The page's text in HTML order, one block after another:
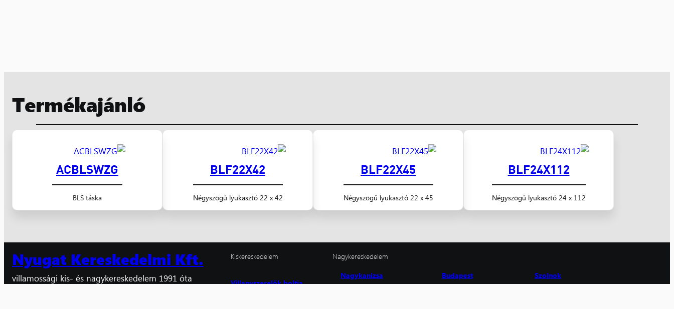
Termékajánló
BLF24X112
Négyszögű lyukasztó 24 x 112
BLF22X45
Négyszögű lyukasztó 22 x 45
BLF22X42
Négyszögű lyukasztó 22 x 42
ACBLSWZG
BLS táska
Nyugat Kereskedelmi Kft.
villamossági kis- és nagykereskedelem 1991 óta
Kiskereskedelem
Villanyszerelők boltja
Nagykereskedelem
Nagykanizsa
Budapest
Szolnok